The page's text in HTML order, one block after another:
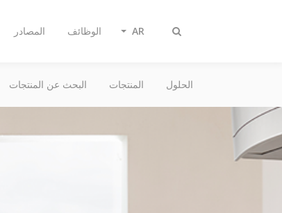
تبديل
المصادر الوظائف AR
الحلول المنتجات البحث عن المنتجات